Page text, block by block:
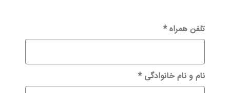
* تلفن همراه
* نام و نام خانوادگی